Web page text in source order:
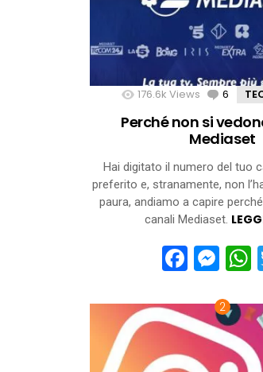
176.6k Views 6
Perché non si
Mediaset
Hai digitato il numero del tuo
preferito e, stranamente, non
paura, andiamo a capire
canali Mediaset.